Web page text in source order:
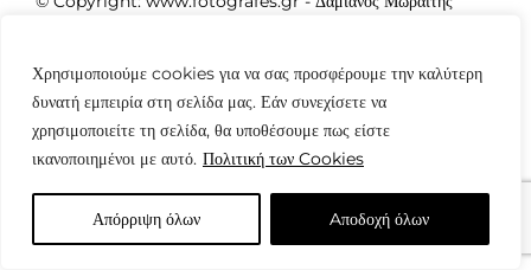
Χρησιμοποιούμε cookies για να σας προσφέρουμε την καλύτερη
δυνατή εμπειρία στη σελίδα μας. Εάν συνεχίσετε να
χρησιμοποιείτε τη σελίδα, θα υποθέσουμε πως είστε
ικανοποιημένοι με αυτό. Πολιτική των Cookies
Απόρριψη όλων Aποδοχή όλων